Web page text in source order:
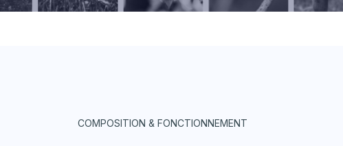
COMPOSITION & FONCTIONNEMENT